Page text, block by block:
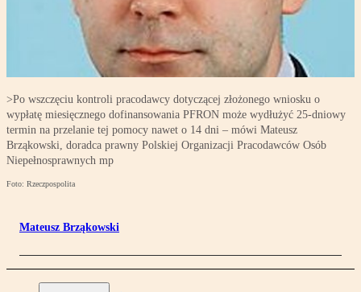
>Po wszczęciu kontroli pracodawcy dotyczącej złożonego wniosku o
wypłatę miesięcznego dofinansowania PFRON może wydłużyć 25-dniowy
termin na przelanie tej pomocy nawet o 14 dni – mówi Mateusz
Brząkowski, doradca prawny Polskiej Organizacji Pracodawców Osób
Niepełnosprawnych mp
Foto: Rzeczpospolita
Mateusz Brząkowski